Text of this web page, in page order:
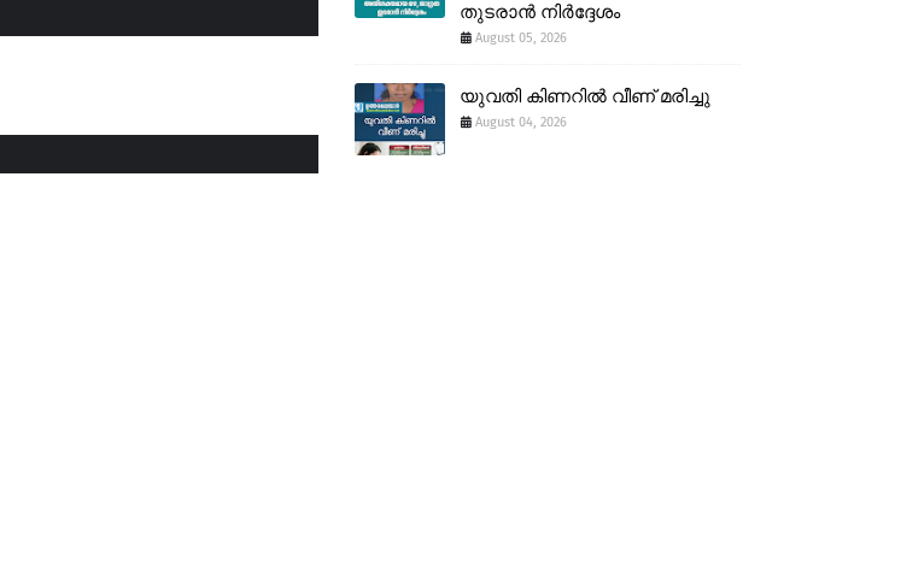
തുടരാൻ നിർദ്ദേശം
August 05, 2026
യുവതി കിണറിൽ വീണ് മരിച്ചു
August 04, 2026